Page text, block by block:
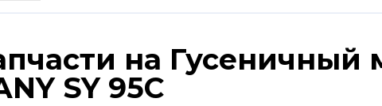
на Гусеничный
SY 95C